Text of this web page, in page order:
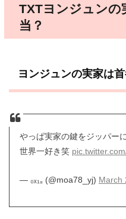
TXTヨンジュンの
当？
ヨンジュンの実家は
やっぱ実家の鍵をジッパー
世界一好き笑
— ₀ₓ₁₌ (@moa78_yj) March